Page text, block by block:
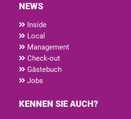
NEWS
Inside
Local
Management
Check-out
Gästebuch
Jobs
KENNEN SIE AUCH?